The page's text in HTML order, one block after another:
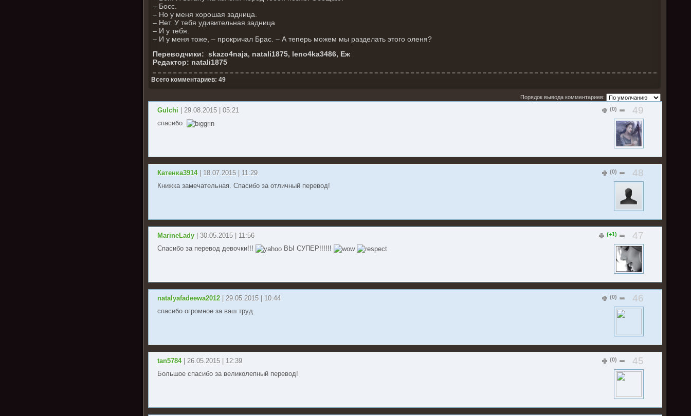
– Босс.
– Но у меня хорошая задница.
– Нет. У тебя удивительная задница
– И у тебя.
– И у меня тоже, – прокричал Брас. – А теперь можем мы разделать этого оленя?
Переводчики: skazo4naja, natali1875, leno4ka3486, Еж
Редактор: natali1875
Всего комментариев: 49
Порядок вывода комментариев:
Gulchi | 29.08.2015 | 05:21 49
(0)
спасибо
Катенка3914 | 18.07.2015 | 11:29 48
(0)
Книжка замечательная. Спасибо за отличный перевод!
MarineLady | 30.05.2015 | 11:56 47
(+1)
Спасибо за перевод девочки!!! ВЫ СУПЕР!!!!!!
natalyafadeewa2012 | 29.05.2015 | 10:44 46
(0)
спасибо огромное за ваш труд
tan5784 | 26.05.2015 | 12:39 45
(0)
Большое спасибо за великолепный перевод!